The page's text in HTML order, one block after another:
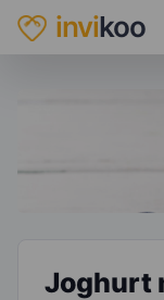
invikoo
Joghurt